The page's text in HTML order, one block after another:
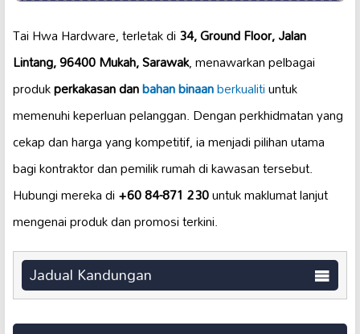
Tai Hwa Hardware, terletak di34, Ground Floor, Jalan
Lintang, 96400 Mukah, Sarawak, menawarkan pelbagai
produkperkakasan danbahan binaanberkualitiuntuk
memenuhi keperluan pelanggan. Dengan perkhidmatan yang
cekap dan harga yang kompetitif, ia menjadi pilihan utama
bagi kontraktor dan pemilik rumah di kawasan tersebut.
Hubungi mereka di+60 84-871 230untuk maklumat lanjut
mengenai produk dan promosi terkini.
Jadual Kandungan